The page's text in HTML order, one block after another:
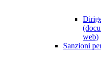
web)
Sanzioni